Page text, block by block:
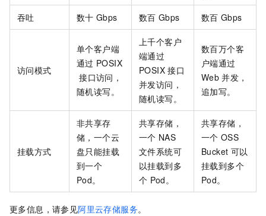
吞吐 数十 Gbps 数百 Gbps 数百 Gbps
访问模式
单个客户端
通过 POSIX
接口访问，
随机读写。
上千个客户
端通过
POSIX 接口
并发访问，
随机读写。
数百万个客
户端通过
Web 并发，
追加写。
挂载方式
非共享存
储，一个云
盘只能挂载
到一个
Pod。
共享存储，
一个 NAS
文件系统可
以挂载到多
个 Pod。
共享存储，
一个 OSS
Bucket 可以
挂载到多个
Pod。
更多信息，请参见阿里云存储服务。